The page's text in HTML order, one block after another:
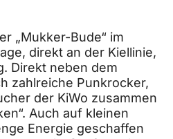
„Mukker-Bude“ im
direkt an der Kiellinie,
Direkt neben dem
zahlreiche Punkrocker,
der KiWo zusammen
Auch auf kleinen
Energie geschaffen